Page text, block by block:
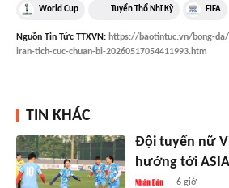
World Cup Tuyển Thổ Nhĩ Kỳ FIFA
Nguồn Tin Tức TTXVN: https://baotintuc.vn/bong-
iran-tich-cuc-chuan-bi-20260517054411993.htm
TIN KHÁC
Đội tuyển nữ
hướng tới
6 giờ